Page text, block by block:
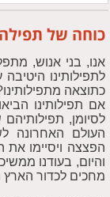
כוחה של תפילה
אנו, בני אנוש,
לתפילותינו
כתוצאה
אם תפילותינו
לסיומן,
העולם האחרונה
והיום, בעודנו
מחכים לכדור